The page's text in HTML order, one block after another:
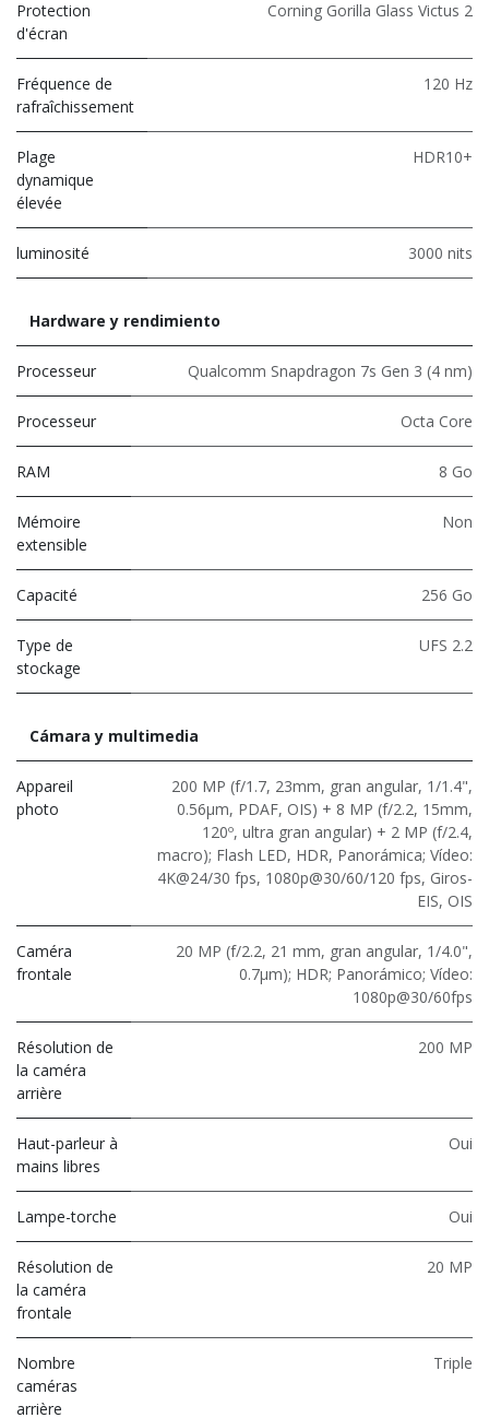
Protection
d'écran
Corning Gorilla Glass Victus 2
Fréquence de
rafraîchissement
120 Hz
Plage
dynamique
élevée
HDR10+
luminosité 3000 nits
Hardware y rendimiento
Processeur Qualcomm Snapdragon 7s Gen 3 (4 nm)
Processeur Octa Core
RAM 8 Go
Mémoire
extensible
Non
Capacité 256 Go
Type de
stockage
UFS 2.2
Cámara y multimedia
Appareil
photo
200 MP (f/1.7, 23mm, gran angular, 1/1.4",
0.56μm, PDAF, OIS) + 8 MP (f/2.2, 15mm,
120º, ultra gran angular) + 2 MP (f/2.4,
macro); Flash LED, HDR, Panorámica; Vídeo:
4K@24/30 fps, 1080p@30/60/120 fps, Giros-
EIS, OIS
Caméra
frontale
20 MP (f/2.2, 21 mm, gran angular, 1/4.0",
0.7μm); HDR; Panorámico; Vídeo:
1080p@30/60fps
Résolution de
la caméra
arrière
200 MP
Haut-parleur à
mains libres
Oui
Lampe-torche Oui
Résolution de
la caméra
frontale
20 MP
Nombre
caméras
arrière
Triple